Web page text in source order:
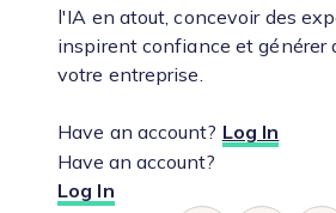
l'IA en atout, concevoir des
inspirent confiance et générer
votre entreprise.
Have an account? Log In
Have an account?
Log In